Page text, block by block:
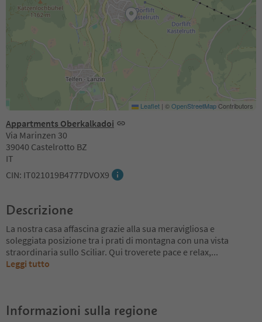
Appartments Oberkalkadoi
Via Marinzen 30
39040 Castelrotto BZ
IT
CIN: IT021019B4777DVOX9
Leaflet | ©OpenStreetMapContributors
Descrizione
La nostra casa affascina grazie alla sua meravigliosa e
soleggiata posizione tra i prati di montagna con una vista
straordinaria sullo Sciliar. Qui troverete pace e relax,...
Leggi tutto
Informazioni sulla regione